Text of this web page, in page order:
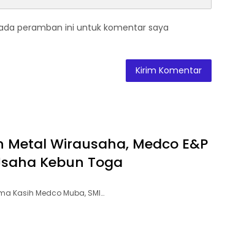
peramban ini untuk komentar saya
Wirausaha, Medco E&P
Kebun Toga
Kasih Medco Muba, SMI…